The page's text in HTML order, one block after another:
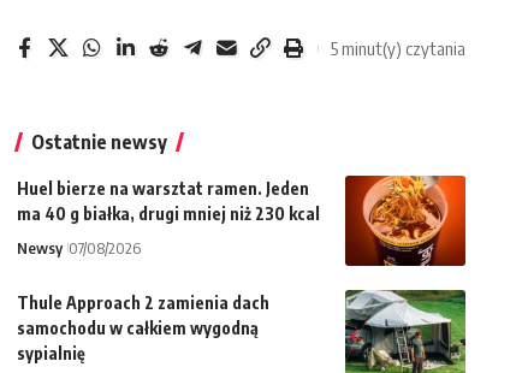
5 minut(y) czytania
Ostatnie newsy
Huel bierze na warsztat ramen. Jeden
ma 40 g białka, drugi mniej niż 230 kcal
Newsy 07/08/2026
Thule Approach 2 zamienia dach
samochodu w całkiem wygodną
sypialnię